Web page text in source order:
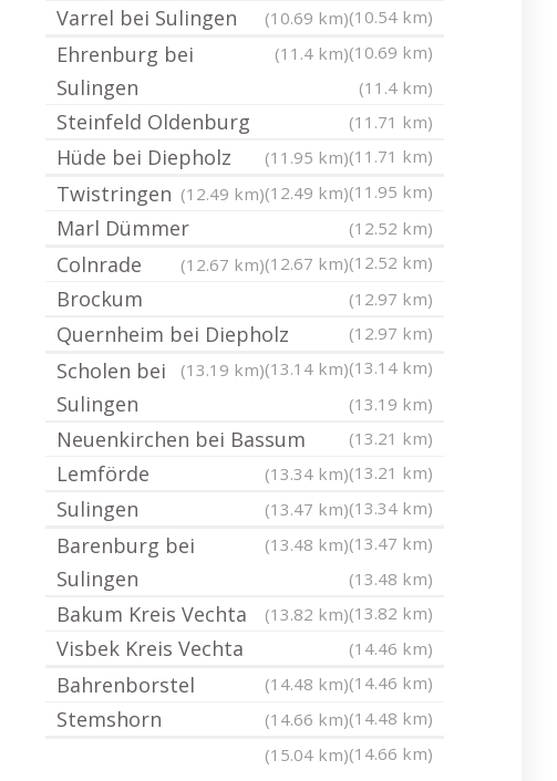
(10.54 km)
Varrel bei Sulingen
(10.69 km)
(10.69 km)
(11.4 km)
Ehrenburg bei
Sulingen
(11.4 km)
Steinfeld Oldenburg
(11.71 km)
(11.71 km)
Hüde bei Diepholz
(11.95 km)
(11.95 km)
(12.49 km)
Twistringen (12.49 km)
Marl Dümmer
(12.52 km)
(12.52 km)
(12.67 km)
Colnrade (12.67 km)
Brockum
(12.97 km)
(12.97 km)
Quernheim bei Diepholz
(13.14 km)
(13.14 km)
(13.19 km)
Scholen bei
Sulingen
(13.19 km)
(13.21 km)
Neuenkirchen bei Bassum
(13.21 km)
Lemförde
(13.34 km)
(13.34 km)
Sulingen
(13.47 km)
(13.47 km)
(13.48 km)
Barenburg bei
Sulingen
(13.48 km)
(13.82 km)
Bakum Kreis Vechta (13.82 km)
Visbek Kreis Vechta
(14.46 km)
(14.46 km)
(14.48 km)
Bahrenborstel
(14.48 km)
Stemshorn
(14.66 km)
(14.66 km)
(15.04 km)